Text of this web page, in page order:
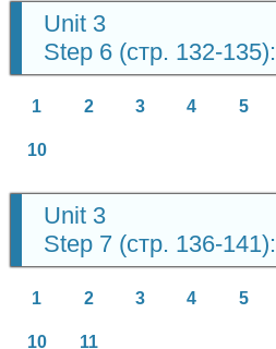
Unit 3
Step 6 (стр. 132-135):
1 2 3 4 5
10
Unit 3
Step 7 (стр. 136-141):
1 2 3 4 5
10 11